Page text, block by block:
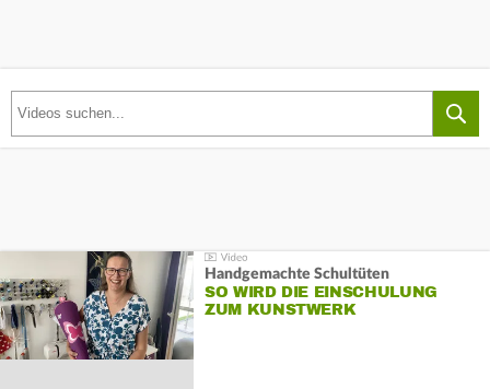
Handgemachte Schultüten
SO WIRD DIE EINSCHULUNG
ZUM KUNSTWERK